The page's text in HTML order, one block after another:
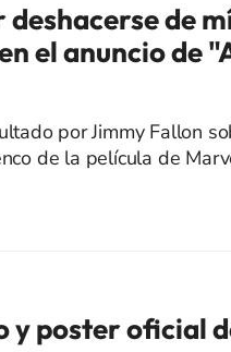
de
el anuncio de
por Jimmy Fallon
de la película de
y poster oficial